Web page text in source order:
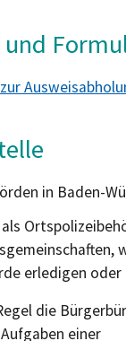
in Baden-
erledigen oder
die
einer